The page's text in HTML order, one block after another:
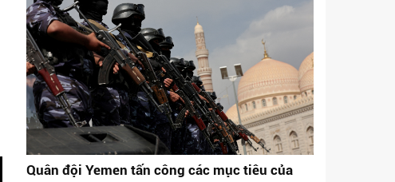
Quân đội Yemen tấn công các mục tiêu của